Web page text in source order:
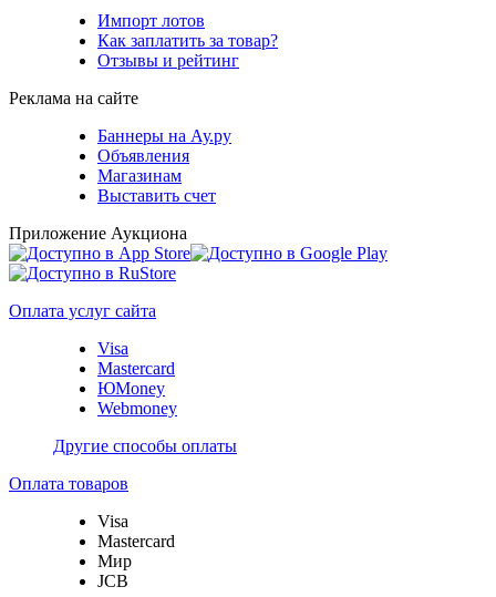
Импорт лотов
Как заплатить за товар?
Отзывы и рейтинг
Реклама на сайте
Баннеры на Ау.ру
Объявления
Магазинам
Выставить счет
Приложение Аукциона
Оплата услуг сайта
Visa
Mastercard
ЮMoney
Webmoney
Другие способы оплаты
Оплата товаров
Visa
Mastercard
Мир
JCB